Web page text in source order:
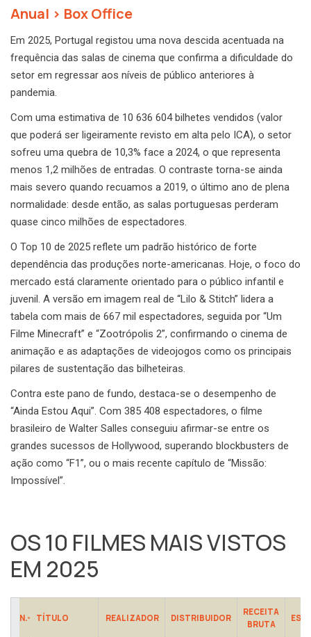
Anual > Box Office
Em 2025, Portugal registou uma nova descida acentuada na
frequência das salas de cinema que confirma a dificuldade do
setor em regressar aos níveis de público anteriores à
pandemia.
Com uma estimativa de 10 636 604 bilhetes vendidos (valor
que poderá ser ligeiramente revisto em alta pelo ICA), o setor
sofreu uma quebra de 10,3% face a 2024, o que representa
menos 1,2 milhões de entradas. O contraste torna-se ainda
mais severo quando recuamos a 2019, o último ano de plena
normalidade: desde então, as salas portuguesas perderam
quase cinco milhões de espectadores.
O Top 10 de 2025 reflete um padrão histórico de forte
dependência das produções norte-americanas. Hoje, o foco do
mercado está claramente orientado para o público infantil e
juvenil. A versão em imagem real de “Lilo & Stitch” lidera a
tabela com mais de 667 mil espectadores, seguida por “Um
Filme Minecraft” e “Zootrópolis 2”, confirmando o cinema de
animação e as adaptações de videojogos como os principais
pilares de sustentação das bilheteiras.
Contra este pano de fundo, destaca-se o desempenho de
“Ainda Estou Aqui”. Com 385 408 espectadores, o filme
brasileiro de Walter Salles conseguiu afirmar-se entre os
grandes sucessos de Hollywood, superando blockbusters de
ação como “F1”, ou o mais recente capítulo de “Missão:
Impossível”.
OS 10 FILMES MAIS VISTOS
EM 2025
N.º TÍTULO REALIZADOR DISTRIBUIDOR
RECEITA
BRUTA